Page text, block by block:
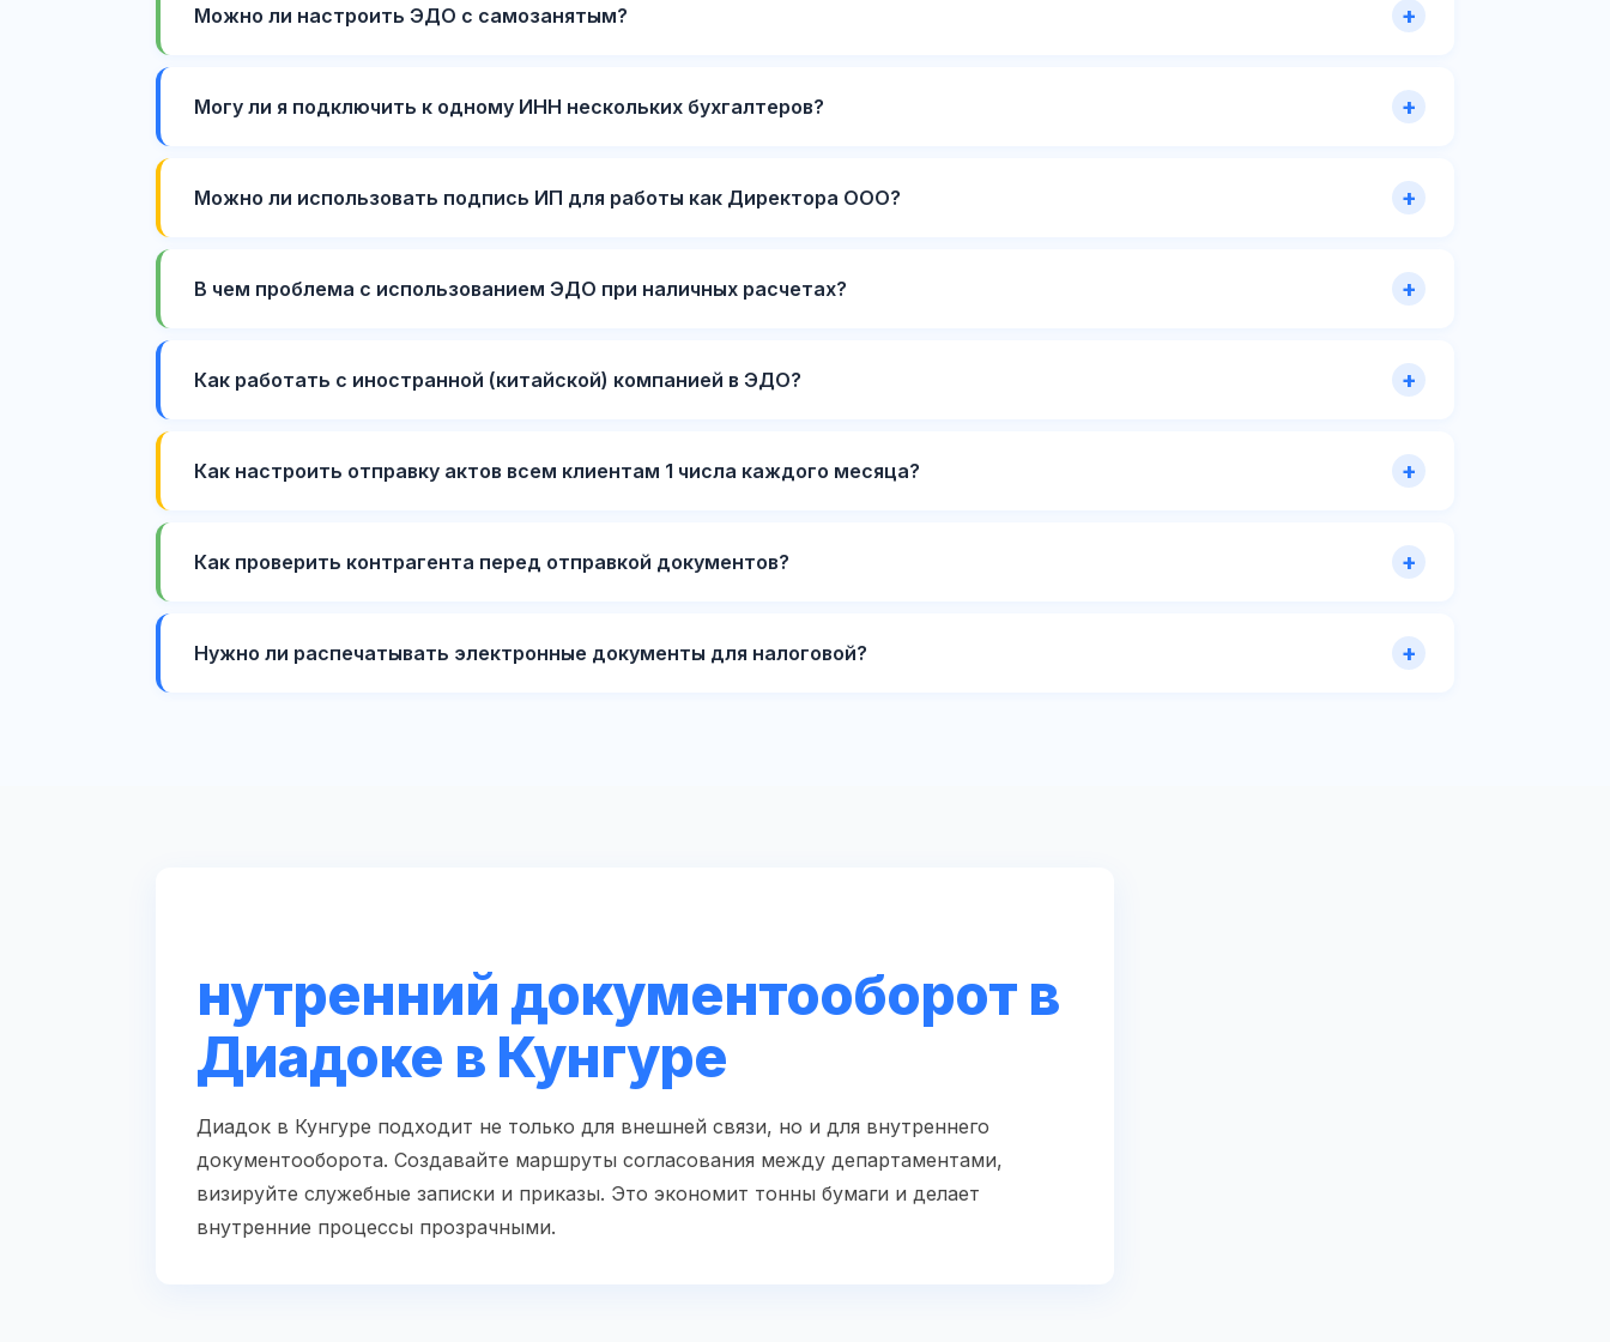
Можно ли настроить ЭДО с самозанятым?
Могу ли я подключить к одному ИНН нескольких бухгалтеров?
Можно ли использовать подпись ИП для работы как Директора ООО?
В чем проблема с использованием ЭДО при наличных расчетах?
Как работать с иностранной (китайской) компанией в ЭДО?
Как настроить отправку актов всем клиентам 1 числа каждого месяца?
Как проверить контрагента перед отправкой документов?
Нужно ли распечатывать электронные документы для налоговой?
нутренний документооборот в
Диадоке в Кунгуре
Диадок в Кунгуре подходит не только для внешней связи, но и для внутреннего
документооборота. Создавайте маршруты согласования между департаментами,
визируйте служебные записки и приказы. Это экономит тонны бумаги и делает
внутренние процессы прозрачными.